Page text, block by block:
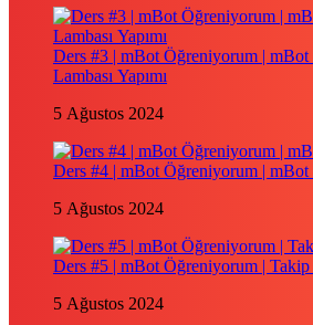
Ders #3 | mBot Öğreniyorum |
Lambası Yapımı
5 Ağustos 2024
Ders #4 | mBot Öğreniyorum | mBot
5 Ağustos 2024
Ders #5 | mBot Öğreniyorum |
5 Ağustos 2024